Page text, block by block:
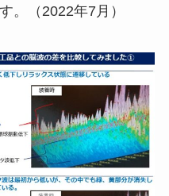
。（2022年7月）